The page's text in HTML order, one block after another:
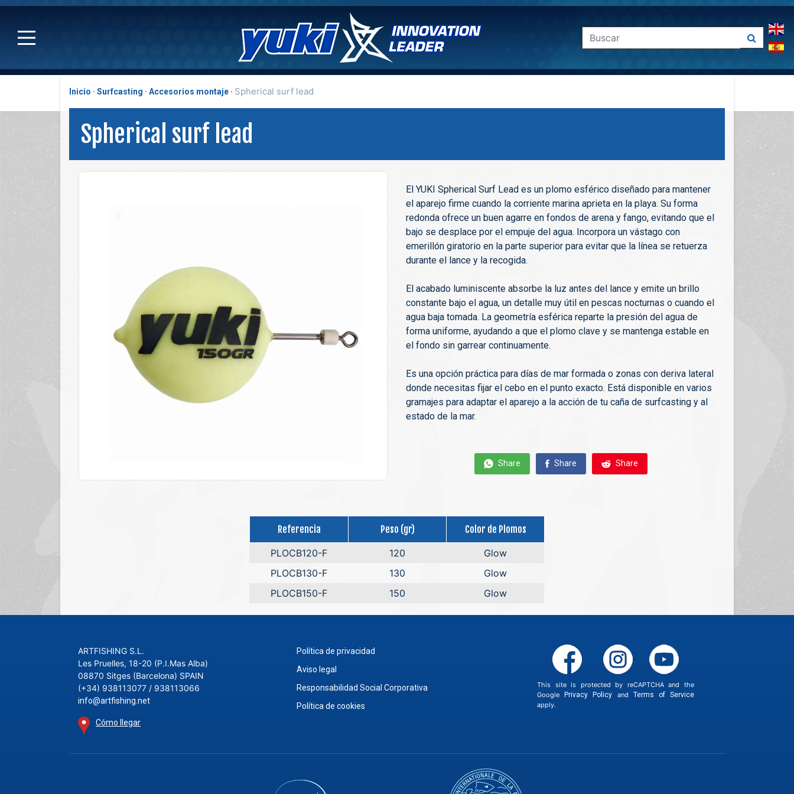
Inicio Surfcasting Accesorios montaje Spherical surf lead
Spherical surf lead
El YUKI Spherical Surf Lead es un plomo esférico diseñado para mantener
el aparejo firme cuando la corriente marina aprieta en la playa. Su forma
redonda ofrece un buen agarre en fondos de arena y fango, evitando que el
bajo se desplace por el empuje del agua. Incorpora un vástago con
emerillón giratorio en la parte superior para evitar que la línea se retuerza
durante el lance y la recogida.
El acabado luminiscente absorbe la luz antes del lance y emite un brillo
constante bajo el agua, un detalle muy útil en pescas nocturnas o cuando el
agua baja tomada. La geometría esférica reparte la presión del agua de
forma uniforme, ayudando a que el plomo clave y se mantenga estable en
el fondo sin garrear continuamente.
Es una opción práctica para días de mar formada o zonas con deriva lateral
donde necesitas fijar el cebo en el punto exacto. Está disponible en varios
gramajes para adaptar el aparejo a la acción de tu caña de surfcasting y al
estado de la mar.
Share Share Share
Referencia Peso (gr)
Color de Plomos
PLOCB120-F
120
Glow
PLOCB130-F
130
Glow
PLOCB150-F
150 Glow
ARTFISHING S.L.
Les Pruelles, 18-20 (P.I.Mas Alba)
08870 Sitges (Barcelona) SPAIN
(+34) 938113077 / 938113066
info@artfishing.net
Cómo llegar
Política de privacidad
Aviso legal
Responsabilidad Social Corporativa
Política de cookies
This site is protected by reCAPTCHA and the
GooglePrivacy Policy and Terms of Service
apply.